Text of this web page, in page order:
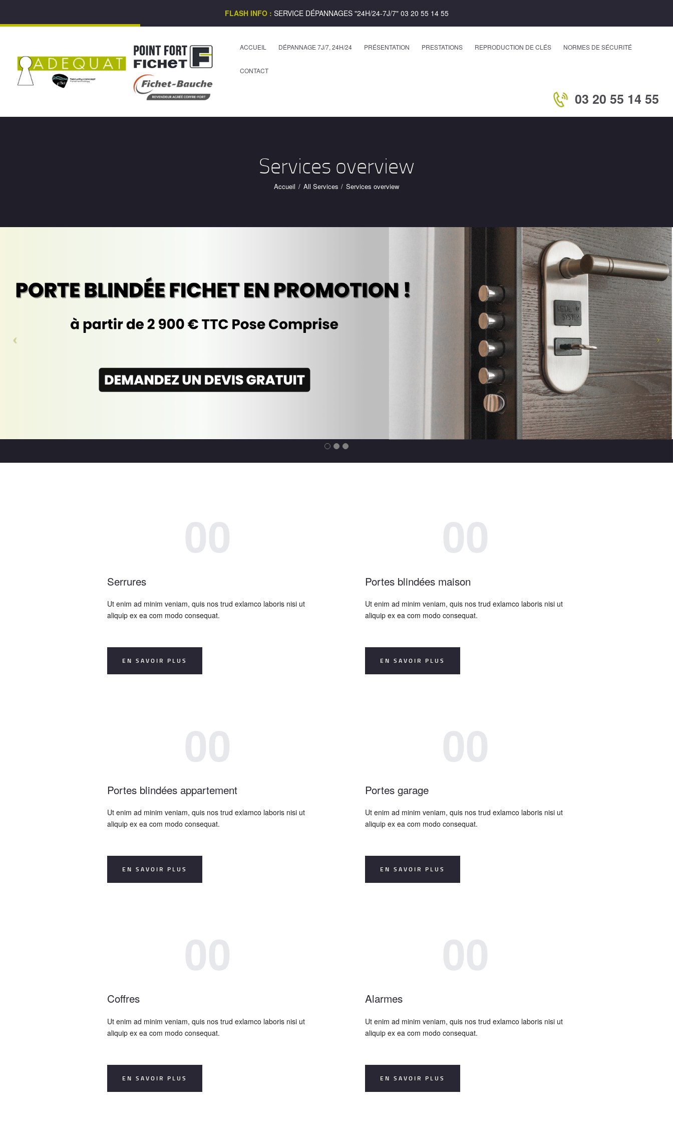
FLASH INFO : SERVICE DÉPANNAGES "24H/24-7J/7" 03 20 55 14 55
ACCUEIL DÉPANNAGE 7J/7, 24H/24 PRÉSENTATION PRESTATIONS REPRODUCTION DE CLÉS NORMES DE SÉCURITÉ
CONTACT
03 20 55 14 55
Services overview
Accueil All Services Services overview
ACCUEIL
DÉPANNAGE 7J/7,
PRESTATIONS
CLÉS
NORMES DE
00
Serrures
Ut enim ad minim veniam, quis nos trud exlamco laboris nisi ut
aliquip ex ea com modo consequat.
EN SAVOIR PLUS
00
Portes blindées maison
Ut enim ad minim veniam, quis nos trud exlamco laboris nisi ut
aliquip ex ea com modo consequat.
EN SAVOIR PLUS
00
Portes blindées appartement
Ut enim ad minim veniam, quis nos trud exlamco laboris nisi ut
aliquip ex ea com modo consequat.
EN SAVOIR PLUS
00
Portes garage
Ut enim ad minim veniam, quis nos trud exlamco laboris nisi ut
aliquip ex ea com modo consequat.
EN SAVOIR PLUS
00
Coffres
Ut enim ad minim veniam, quis nos trud exlamco laboris nisi ut
aliquip ex ea com modo consequat.
EN SAVOIR PLUS
00
Alarmes
Ut enim ad minim veniam, quis nos trud exlamco laboris nisi ut
aliquip ex ea com modo consequat.
EN SAVOIR PLUS